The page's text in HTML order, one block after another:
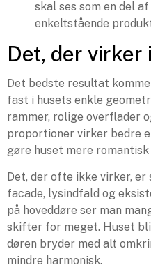
skal ses som en del
enkeltstående
Det, der virker
Det bedste resultat
fast i husets enkle
rammer, rolige overflader
proportioner virker bedre
gøre huset mere
Det, der ofte ikke virker,
facade, lysindfald og
på hoveddøre ser man
skifter for meget. Huset
døren bryder med alt
mindre harmonisk.